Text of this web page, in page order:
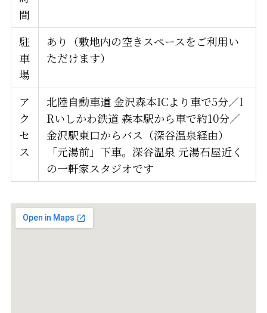
間
駐
車
場
あり（敷地内の空きスペースをご利用い
ただけます）
ア
ク
セ
ス
北陸自動車道 金沢森本ICより車で5分／I
Rいしかわ鉄道 森本駅から車で約10分／
金沢駅東口からバス（深谷温泉経由）
「元湯前」下車。深谷温泉 元湯石屋近く
の一軒家スタジオです